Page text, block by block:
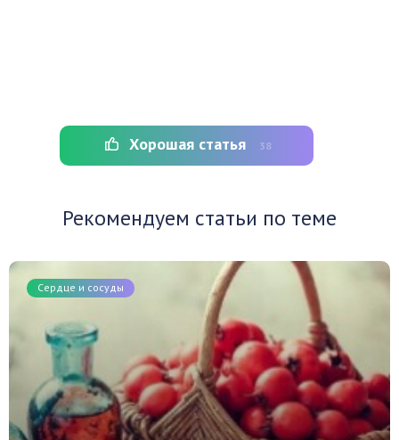
Хорошая статья 38
Рекомендуем статьи по теме
Сердце и сосуды